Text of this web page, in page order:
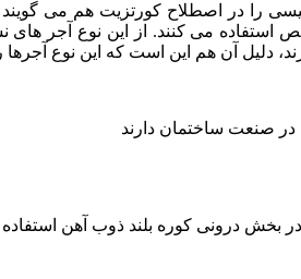
در اصطلاح کورتزیت هم می گویند
استفاده می کنند. از این نوع
آن هم این است که این نوع آجرها
در صنعت ساختمان دارند